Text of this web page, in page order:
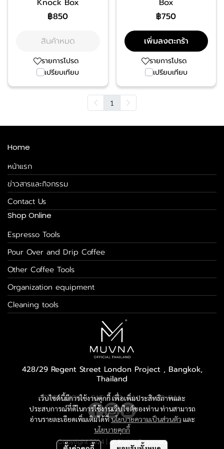
Knock Box
฿850
สินค้าหมด
รายการโปรด
เปรียบเทียบ
Box
฿750
เพิ่มลงตะกร้า
รายการโปรด
เปรียบเทียบ
1
เว็บไซต์นี้มีการใช้งานคุกกี้ เพื่อเพิ่มประสิทธิภาพและ
ประสบการณ์ที่ดีในการใช้งานเว็บไซต์ของท่าน ท่านสามารถ
อ่านรายละเอียดเพิ่มเติมได้ที่นโยบายความเป็นส่วนตัว และ
นโยบายคุกกี้
Home
หน้าแรก
ข่าวสารและกิจกรรม
Contact Us
Shop Online
Espresso Tools
Pour Over and Drip Coffee
Other Coffee Tools
Organization equipment
Cleaning tools
428/29 Regent Street London Project , Bangkok,
Thailand
OPEN MON - SAT 8:00 A.M. - 5:00 P.M.
Copyright 2024 | All Rights Reserved